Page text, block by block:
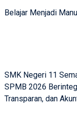
Belajar Menjadi
SMK Negeri 11
SPMB 2026
Transparan, dan